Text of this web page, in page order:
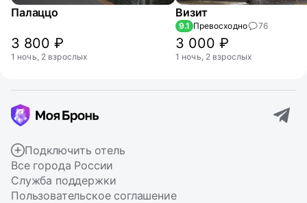
Палаццо
3 800 ₽
1 ночь, 2 взрослых
Визит
9.1 Превосходно 76
3 000 ₽
1 ночь, 2 взрослых
Подключить отель
Все города России
Служба поддержки
Пользовательское соглашение